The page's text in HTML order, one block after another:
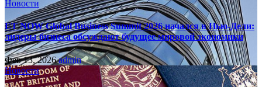
Новости
ET NOW Global Business Summit 2026 начался в Нью‑Дели:
лидеры бизнеса обсуждают будущее мировой экономики
Фев 13, 2026admin
Новости